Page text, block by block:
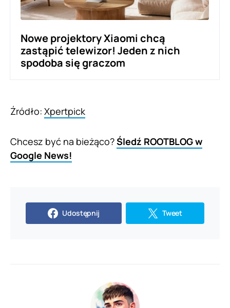
Nowe projektory Xiaomi chcą
zastąpić telewizor! Jeden z nich
spodoba się graczom
Źródło: Xpertpick
Chcesz być na bieżąco?Śledź ROOTBLOG w
Google News!
Udostępnij Tweet